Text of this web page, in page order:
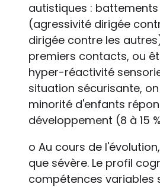
autistiques :
(agressivité dirigée
dirigée contre les
premiers contacts, ou
hyper-réactivité
situation sécurisante,
minorité d'enfants
développement (8 à 15
o Au cours de
que sévère. Le profil
compétences variables